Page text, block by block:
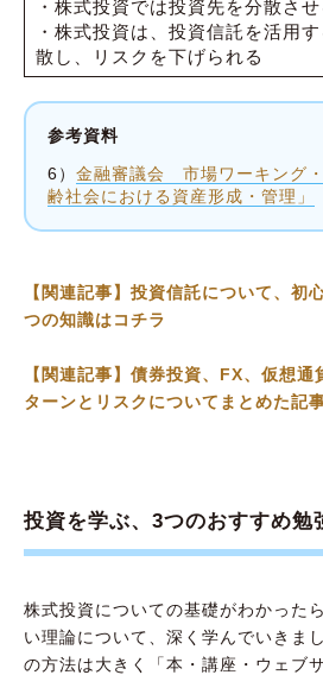
・株式投資では投資先を分散さ
・株式投資は、投資信託を活用
散し、リスクを下げられる
参考資料
6） 金融審議会 市場ワーキング
齢社会における資産形成・管理」
【関連記事】投資信託について、初
つの知識はコチラ
【関連記事】債券投資、FX、仮想
ターンとリスクについてまとめた記
投資を学ぶ、3つのおすすめ勉
株式投資についての基礎がわかった
い理論について、深く学んでいきま
の方法は大きく「本・講座・ウェブ